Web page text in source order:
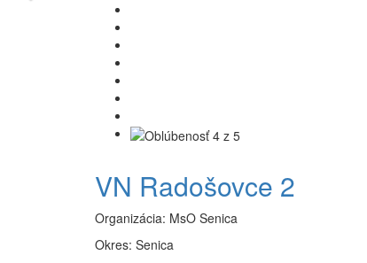
VN Radošovce 2
Organizácia: MsO Senica
Okres: Senica